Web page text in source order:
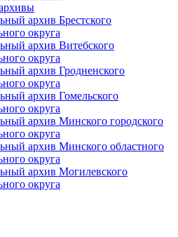
архив Брестского
округа
архив Витебского
округа
архив Гродненского
округа
архив Гомельского
округа
архив Минского городского
округа
архив Минского областного
округа
архив Могилевского
округа